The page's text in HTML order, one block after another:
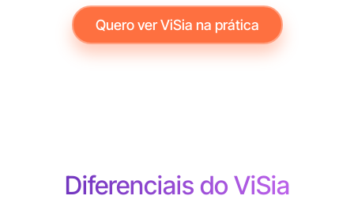
Quero ver ViSia na prática
Diferenciais do ViSia